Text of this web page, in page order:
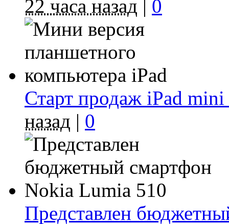
22 часа назад | 0
Старт продаж iPad mini
назад | 0
Представлен